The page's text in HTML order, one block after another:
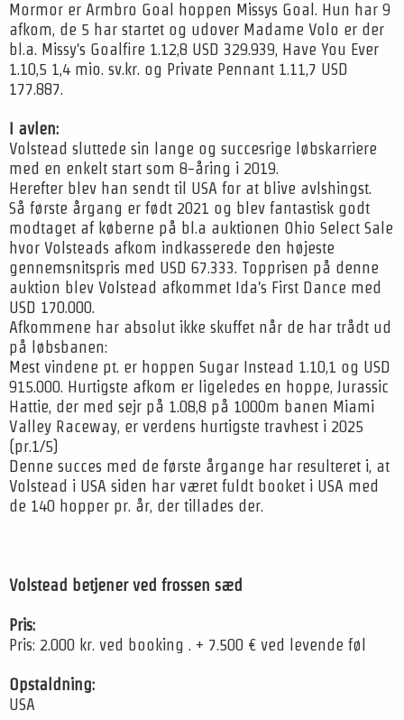
Mormor er Armbro Goal hoppen Missys Goal. Hun har 9
afkom, de 5 har startet og udover Madame Volo er der
bl.a. Missy's Goalfire 1.12,8 USD 329.939, Have You Ever
1.10,5 1,4 mio. sv.kr. og Private Pennant 1.11,7 USD
177.887.
I avlen:
Volstead sluttede sin lange og succesrige løbskarriere
med en enkelt start som 8-åring i 2019.
Herefter blev han sendt til USA for at blive avlshingst.
Så første årgang er født 2021 og blev fantastisk godt
modtaget af køberne på bl.a auktionen Ohio Select Sale
hvor Volsteads afkom indkasserede den højeste
gennemsnitspris med USD 67.333. Topprisen på denne
auktion blev Volstead afkommet Ida's First Dance med
USD 170.000.
Afkommene har absolut ikke skuffet når de har trådt ud
på løbsbanen:
Mest vindene pt. er hoppen Sugar Instead 1.10,1 og USD
915.000. Hurtigste afkom er ligeledes en hoppe, Jurassic
Hattie, der med sejr på 1.08,8 på 1000m banen Miami
Valley Raceway, er verdens hurtigste travhest i 2025
(pr.1/5)
Denne succes med de første årgange har resulteret i, at
Volstead i USA siden har været fuldt booket i USA med
de 140 hopper pr. år, der tillades der.
Volstead betjener ved frossen sæd
Pris:
Pris: 2.000 kr. ved booking . + 7.500 € ved levende føl
Opstaldning:
USA